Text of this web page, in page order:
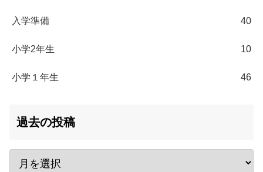
入学準備 40
小学2年生 10
小学１年生 46
過去の投稿